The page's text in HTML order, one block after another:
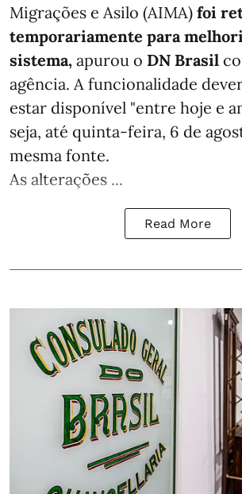
Migrações e Asilo (AIMA) foi
temporariamente para
sistema, apurou o DN Brasil
agência. A funcionalidade
estar disponível "entre hoje e
seja, até quinta-feira, 6 de
mesma fonte.
As alterações ...
Read More